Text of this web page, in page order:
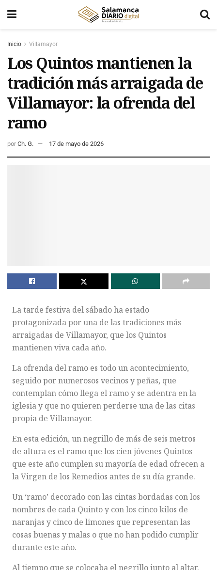
Inicio Villamayor
Los Quintos mantienen la
tradición más arraigada de
Villamayor: la ofrenda del
ramo
por Ch. G. 17 de mayo de 2026
La tarde festiva del sábado ha estado
protagonizada por una de las tradiciones más
arraigadas de Villamayor, que los Quintos
mantienen viva cada año.
La ofrenda del ramo es todo un acontecimiento,
seguido por numerosos vecinos y peñas, que
contemplan cómo llega el ramo y se adentra en la
iglesia y que no quieren perderse una de las citas
propia de Villamayor.
En esta edición, un negrillo de más de seis metros
de altura es el ramo que los cien jóvenes Quintos
que este año cumplen su mayoría de edad ofrecen a
la Virgen de los Remedios antes de su día grande.
Un ‘ramo’ decorado con las cintas bordadas con los
nombres de cada Quinto y con los cinco kilos de
naranjas y cinco de limones que representan las
cosas buenas y malas o que no han podido cumplir
durante este año.
Al tiempo que se colocaba el negrillo junto al altar,